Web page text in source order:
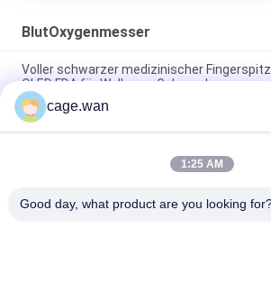
BlutOxygenmesser
Voller schwarzer medizinischer
OLED FDA für Wellness-Gebrauch
Digitalanzeigen-Blut-Sauerstoff-
OLED
OLED-Oximetrie-tragbarer Fingerspitzen-
cage.wan
1:25 AM
Good day, what product are you looking